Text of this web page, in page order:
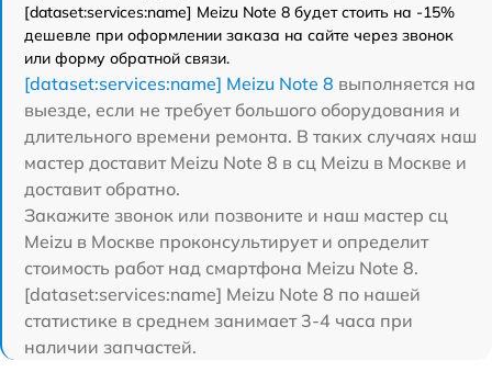
[dataset:services:name] Meizu Note 8 будет стоить на -15%
дешевле при оформлении заказа на сайте через звонок
или форму обратной связи.
[dataset:services:name] Meizu Note 8 выполняется на
выезде, если не требует большого оборудования и
длительного времени ремонта. В таких случаях наш
мастер доставит Meizu Note 8 в сц Meizu в Москве и
доставит обратно.
Закажите звонок или позвоните и наш мастер сц
Meizu в Москве проконсультирует и определит
стоимость работ над смартфона Meizu Note 8.
[dataset:services:name] Meizu Note 8 по нашей
статистике в среднем занимает 3-4 часа при
наличии запчастей.